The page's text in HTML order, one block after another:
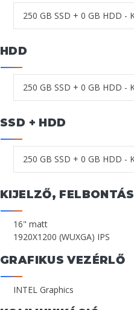
HDD
SSD + HDD
KIJELZŐ, FELBONTÁS
16" matt
1920X1200 (WUXGA) IPS
GRAFIKUS VEZÉRLŐ
INTEL Graphics